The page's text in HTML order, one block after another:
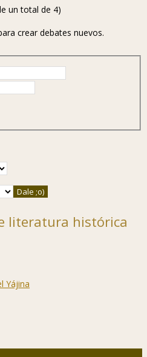
un total de 4)
crear debates nuevos.
literatura histórica